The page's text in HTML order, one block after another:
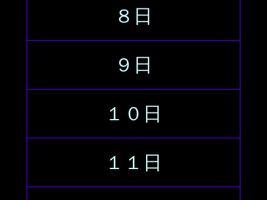
８日
９日
１０日
１１日